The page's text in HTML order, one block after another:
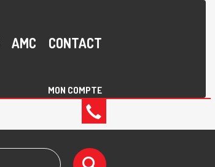
AMC CONTACT
MON COMPTE
40